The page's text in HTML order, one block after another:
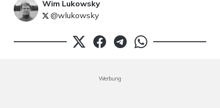
Wim Lukowsky
@wlukowsky
Werbung